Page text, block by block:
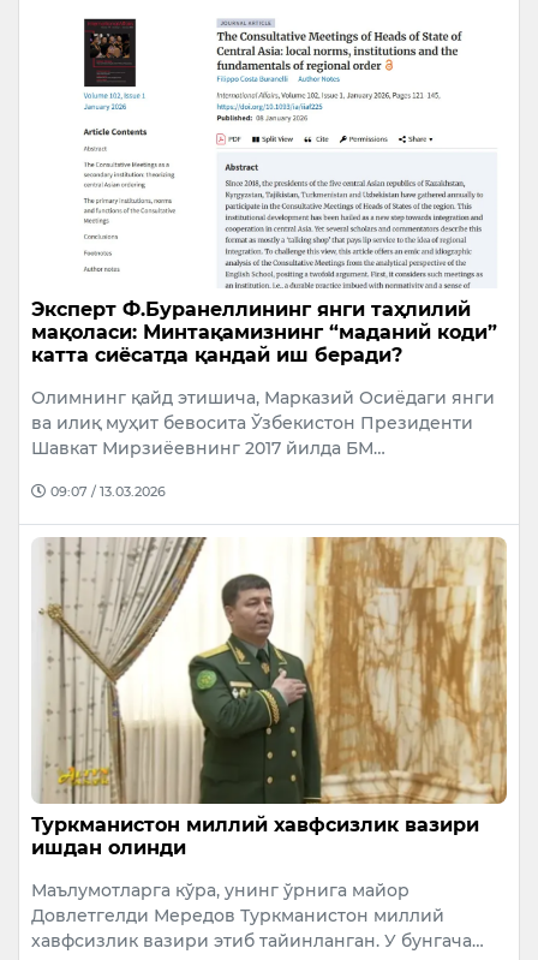
Эксперт Ф.Буранеллининг янги таҳлилий
мақоласи: Минтақамизнинг “маданий коди”
катта сиёсатда қандай иш беради?
Олимнинг қайд этишича, Марказий Осиёдаги янги
ва илиқ муҳит бевосита Ўзбекистон Президенти
Шавкат Мирзиёевнинг 2017 йилда БМ…
09:07 / 13.03.2026
Туркманистон миллий хавфсизлик вазири
ишдан олинди
Маълумотларга кўра, унинг ўрнига майор
Довлетгелди Мередов Туркманистон миллий
хавфсизлик вазири этиб тайинланган. У бунгача…